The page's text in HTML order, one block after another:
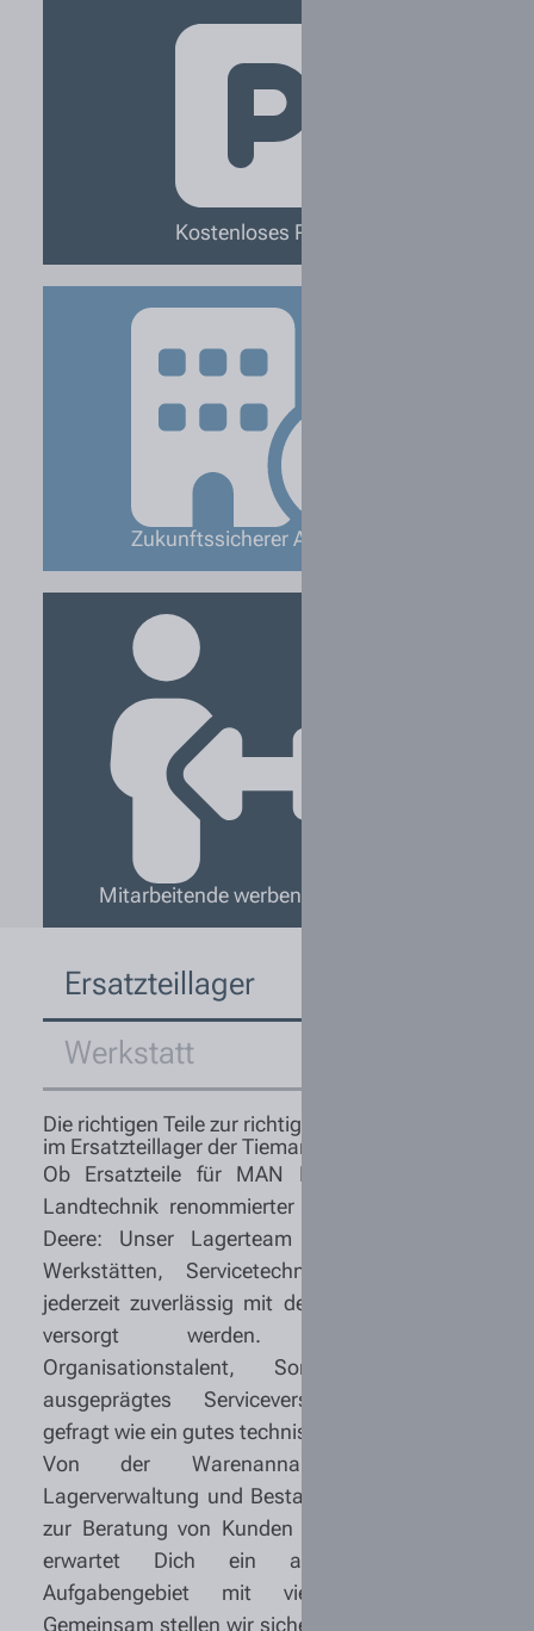
Kostenloses Parken
Zukunftssicherer Arbeitsplatz
Mitarbeitende werben Mitarbeitende
Ersatzteillager
Werkstatt
Die richtigen Teile zur richtigen Zeit: Willkommen
im Ersatzteillager der Tiemann Gruppe.
Ob Ersatzteile für MAN Nutzfahrzeuge oder
Landtechnik renommierter Hersteller wie John
Deere: Unser Lagerteam sorgt dafür, dass
Werkstätten, Servicetechniker und Kunden
jederzeit zuverlässig mit den benötigten Teilen
versorgt werden. Dabei sind
Organisationstalent, Sorgfalt und ein
ausgeprägtes Serviceverständnis genauso
gefragt wie ein gutes technisches Verständnis.
Von der Warenannahme über die
Lagerverwaltung und Bestandskontrolle bis hin
zur Beratung von Kunden und Mitarbeitenden
erwartet Dich ein abwechslungsreiches
Aufgabengebiet mit viel Verantwortung.
Gemeinsam stellen wir sicher, dass die richtigen